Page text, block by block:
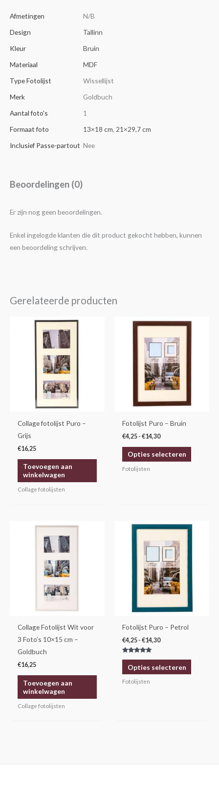
Afmetingen
N/B
Design
Tallinn
Kleur
Bruin
Materiaal
MDF
Type Fotolijst
Wissellijst
Merk
Goldbuch
Aantal foto's
1
Formaat foto
13×18 cm, 21×29,7 cm
Inclusief Passe-partout Nee
Beoordelingen (0)
Er zijn nog geen beoordelingen.
Enkel ingelogde klanten die dit product gekocht hebben, kunnen
een beoordeling schrijven.
Gerelateerde producten
Collage fotolijst Puro –
Grijs
€16,25
Toevoegen aan
winkelwagen
Collage fotolijsten
Fotolijst Puro – Bruin
€4,25 - €14,30
Prijsklasse:
€4,25
€14,30
Opties selecteren
Dit
kan
Fotolijsten
Collage Fotolijst Wit voor
3 Foto’s 10×15 cm –
Goldbuch
€16,25
Toevoegen aan
winkelwagen
Collage fotolijsten
Fotolijst Puro – Petrol
€4,25 - €14,30
Prijsklasse:
€4,25
tot
€14,30
Gewaardeerd
5.00
uit 5Opties selecteren
Dit
Deze
kan
de
Fotolijsten